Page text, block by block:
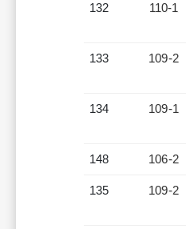
132 110-1
133 109-2
134 109-1
148 106-2
135 109-2